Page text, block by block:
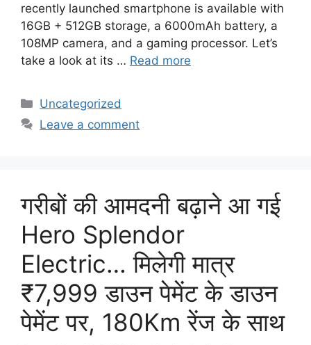
recently launched smartphone is available with
16GB + 512GB storage, a 6000mAh battery, a
108MP camera, and a gaming processor. Let’s
take a look at its … Read more
Categories
Uncategorized
Leave a comment
गरीबों की आमदनी बढ़ाने आ गई
Hero Splendor
Electric… मिलेगी मात्र
₹7,999 डाउन पेमेंट के डाउन
पेमेंट पर, 180Km रेंज के साथ